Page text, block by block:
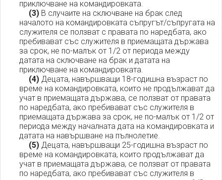
приключване на командировката.
(3) В случаите на сключване на брак след
началото на командировката съпругът/съпругата на
служителя се ползват с правата по наредбата, ако
пребивават със служителя в приемащата държава
за срок, не по-малък от 1/2 от периода между
датата на сключване на брак и датата на
приключване на командировката.
(4) Децата, навършващи 18-годишна възраст по
време на командировката, които не продължават да
учат в приемащата държава, се ползват от правата
по наредбата, ако пребивават със служителя в
приемащата държава за срок, не по-малък от 1/2 от
периода между началната дата на командировката и
датата на навършване на пълнолетие.
(5) Децата, навършващи 25-годишна възраст по
време на командировката, които продължават да
учат в приемащата държава, се ползват от правата
по наредбата, ако пребивават със служителя в